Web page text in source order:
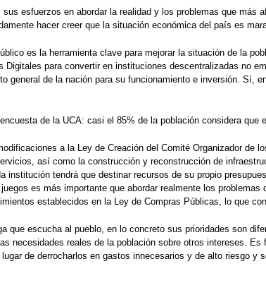
esfuerzos en abordar la realidad y los problemas que
hacer creer que la situación económica del país es
es la herramienta clave para mejorar la situación de la
para convertir en instituciones descentralizadas no
general de la nación para su funcionamiento e inversión. Sí,
de la UCA: casi el 85% de la población considera
a la Ley de Creación del Comité Organizador de
así como la construcción y reconstrucción de
tendrá que destinar recursos de su propio
es más importante que abordar realmente los
establecidos en la Ley de Compras Públicas, lo que
que escucha al pueblo, en lo concreto sus prioridades son
necesidades reales de la población sobre otros intereses.
de derrocharlos en gastos innecesarios y de alto riesgo y